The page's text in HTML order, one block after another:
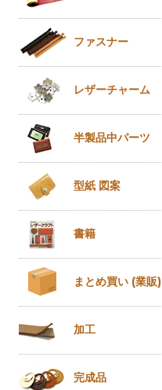
ファスナー
レザーチャーム
半製品中パーツ
型紙 図案
書籍
まとめ買い (業販)
加工
完成品